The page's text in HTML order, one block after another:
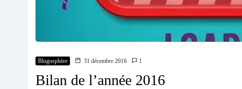
Blogosphère 31 décembre 2016 1
Bilan de l’année 2016